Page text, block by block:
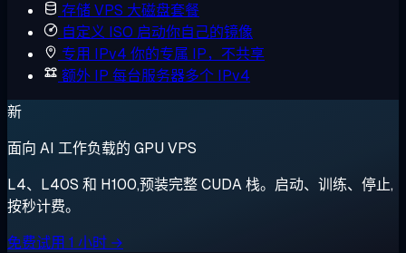
存储 VPS 大磁盘套餐
自定义 ISO 启动你自己的镜像
专用 IPv4 你的专属 IP，不共享
额外 IP 每台服务器多个 IPv4
新
面向 AI 工作负载的 GPU VPS
L4、L40S 和 H100,预装完整 CUDA 栈。启动、训练、停止,
按秒计费。
免费试用 1 小时 →